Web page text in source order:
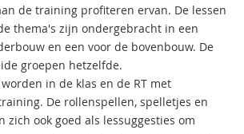
de training profiteren ervan. De lessen
thema's zijn ondergebracht in een
en een voor de bovenbouw. De
groepen hetzelfde.
in de klas en de RT met
De rollenspellen, spelletjes en
zich ook goed als lessuggesties om